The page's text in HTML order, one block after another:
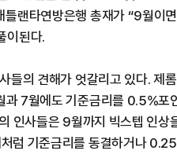
랜타연방은행 총재가 “9월이
이된다.
들의 견해가 엇갈리고 있다. 제
7월에도 기준금리를 0.5%포
인사들은 9월까지 빅스텝 인상
럼 기준금리를 동결하거나